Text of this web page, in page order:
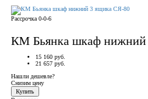
Рассрочка 0-0-6
КМ Бьянка шкаф
15 160 руб.
21 657 руб.
Нашли дешевле?
Снизим цену
Купить